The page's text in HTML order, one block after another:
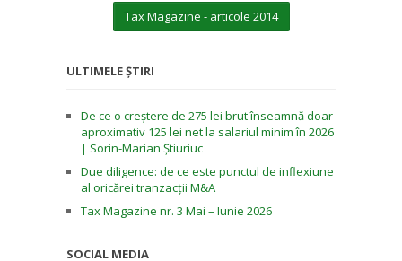
Tax Magazine - articole 2014
ULTIMELE ȘTIRI
De ce o creștere de 275 lei brut înseamnă doar
aproximativ 125 lei net la salariul minim în 2026
| Sorin-Marian Știuriuc
Due diligence: de ce este punctul de inflexiune
al oricărei tranzacții M&A
Tax Magazine nr. 3 Mai – Iunie 2026
SOCIAL MEDIA